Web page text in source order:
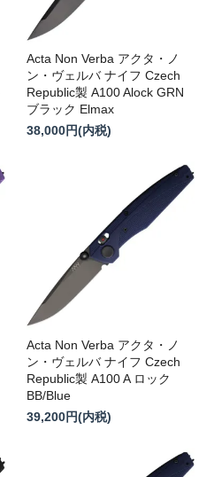
Acta Non Verba アクタ・ノ
ン・ヴェルバ ナイフ Czech
Republic製 A100 Alock GRN
ブラック Elmax
38,000円(内税)
Acta Non Verba アクタ・ノ
ン・ヴェルバ ナイフ Czech
Republic製 A100 A ロック
BB/Blue
39,200円(内税)